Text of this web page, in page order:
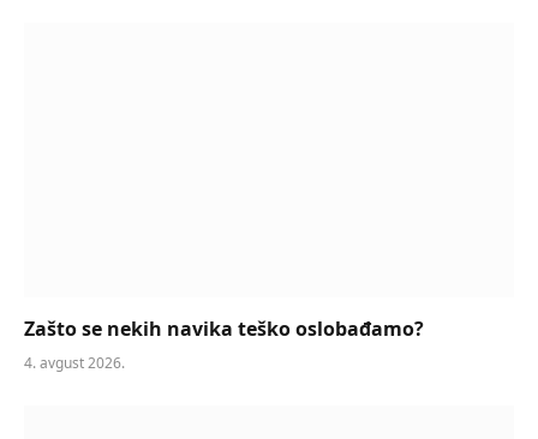
Zašto se nekih navika teško oslobađamo?
4. avgust 2026.